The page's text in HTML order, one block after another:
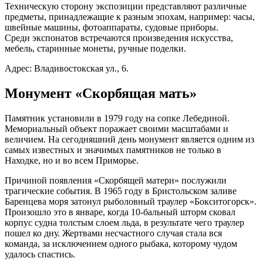
Техническую сторону экспозиции представляют различные
предметы, принадлежащие к разным эпохам, например: часы,
швейные машины, фотоаппараты, судовые приборы.
Среди экспонатов встречаются произведения искусства,
мебель, старинные монеты, ручные поделки.
Адрес: Владивостокская ул., 6.
Монумент «Скорбящая мать»
Памятник установили в 1979 году на сопке Лебединой.
Мемориальный объект поражает своими масштабами и
величием. На сегодняшний день монумент является одним из
самых известных и значимых памятников не только в
Находке, но и во всем Приморье.
Причиной появления «Скорбящей матери» послужили
трагические события. В 1965 году в Бристольском заливе
Баренцева моря затонул рыболовный траулер «Бокситогорск».
Произошло это в январе, когда 10-бальный шторм сковал
корпус судна толстым слоем льда, в результате чего траулер
пошел ко дну. Жертвами несчастного случая стала вся
команда, за исключением одного рыбака, которому чудом
удалось спастись.